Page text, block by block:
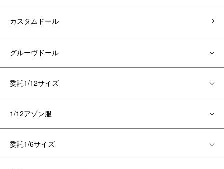
カスタムドール
グルーヴドール
委託1/12サイズ
1/12アゾン服
委託1/6サイズ